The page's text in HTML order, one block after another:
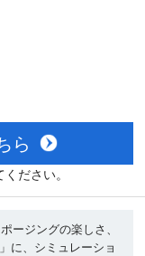
ら
ださい。
ージングの楽しさ、
に、シミュレーショ